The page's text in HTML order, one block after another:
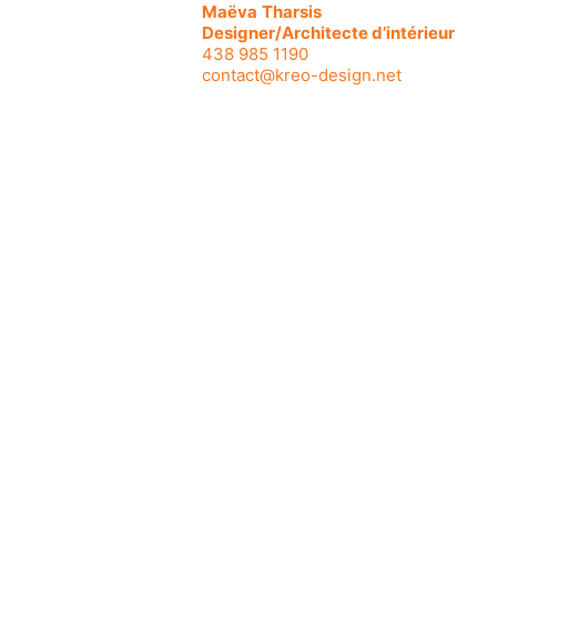
Maëva Tharsis
Designer/Architecte d’intérieur
438 985 1190
contact@kreo-design.net